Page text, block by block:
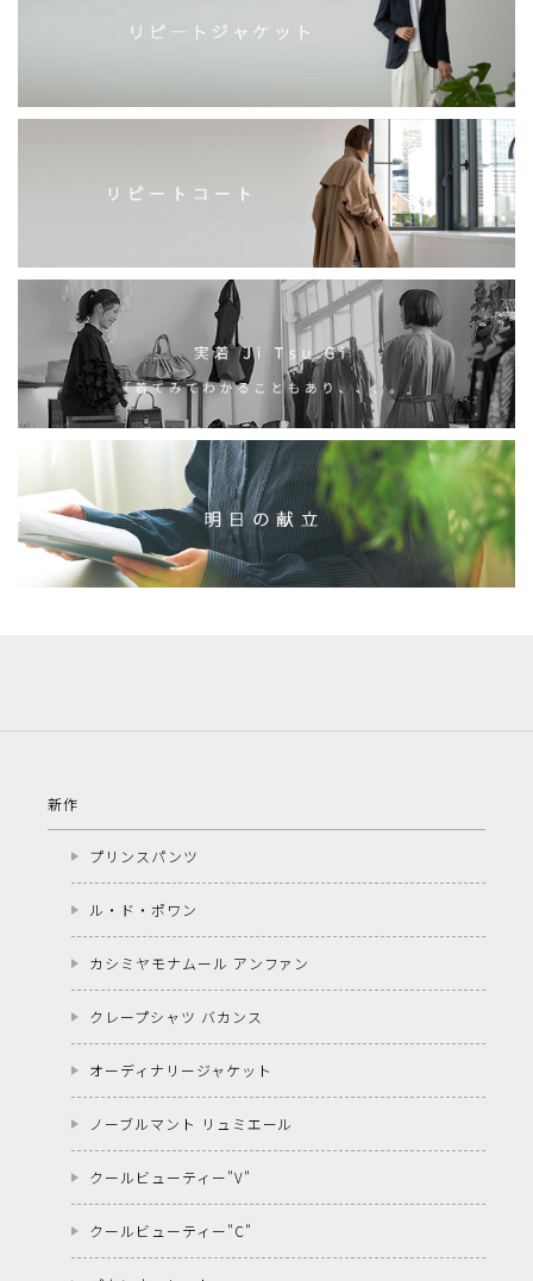
新作
プリンスパンツ
ル・ド・ポワン
カシミヤモナムール アンファン
クレープシャツ バカンス
オーディナリージャケット
ノーブルマント リュミエール
クールビューティー"V"
クールビューティー"C"